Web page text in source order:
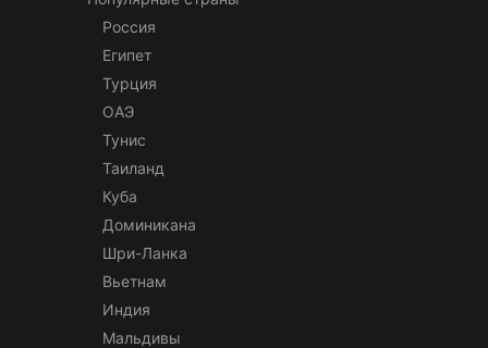
Россия
Египет
Турция
ОАЭ
Тунис
Таиланд
Куба
Доминикана
Шри-Ланка
Вьетнам
Индия
Мальдивы